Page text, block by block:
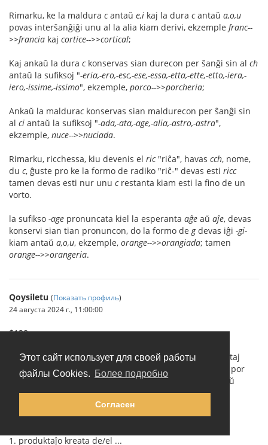
Этот сайт использует для своей работы
файлы Cookies. Более подробно
Согласен
Rimarku, ke la maldura cantaŭ e,i kaj la dura cantaŭ a,o,u
povas interŝanĝiĝi unu al la alia kiam derivi, ekzemple franc--
>>francia kaj cortice-->>cortical;
Kaj ankaŭ la dura ckonservas sian durecon per ŝanĝi sin al ch
antaŭ la sufiksoj "-eria,-ero,-esc,-ese,-essa,-etta,-ette,-etto,-iera,-
iero,-issime,-issimo", ekzemple, porco-->>porcheria;
Ankaŭ la maldurackonservas sian maldurecon per ŝanĝi sin
al ci antaŭ la sufiksoj "-ada,-ata,-age,-alia,-astro,-astra",
ekzemple, nuce-->>nuciada.
Rimarku, ricchessa, kiu devenis el ric"riĉa", havas cch, nome,
du c, ĝuste pro ke la formo de radiko "riĉ-" devas esti ricc
tamen devas esti nur unu crestanta kiam esti la fino de un
vorto.
la sufikso -age pronuncata kiel la esperanta aĝe aŭ aĵe, devas
konservi sian tian pronuncon, do la formo degdevas iĝi -gi-
kiam antaŭ a,o,u, ekzemple, orange-->>orangiada; tamen
orange-->>orangeria.
Qoysiletu (Показать профиль)
24 августа 2024 г., 11:00:00
$138
Substantivoj derivataj de substantivoj, per sufiksoj listataj
sube. Tiuj kiuj povas indiki personon havas la finaĵon
por
inoj kaj oni povas ŝanĝiaalopor indiki virojn, kaj ankaŭ
inverse. Vidu $24 supre.
-ada
1. produktaĵo kreata de/el ...